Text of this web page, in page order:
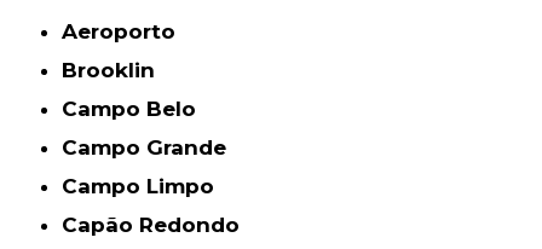
Aeroporto
Brooklin
Campo Belo
Campo Grande
Campo Limpo
Capão Redondo